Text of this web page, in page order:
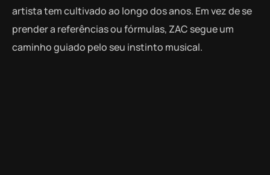
artista tem cultivado ao longo dos anos. Em vez de se
prender a referências ou fórmulas, ZAC segue um
caminho guiado pelo seu instinto musical.